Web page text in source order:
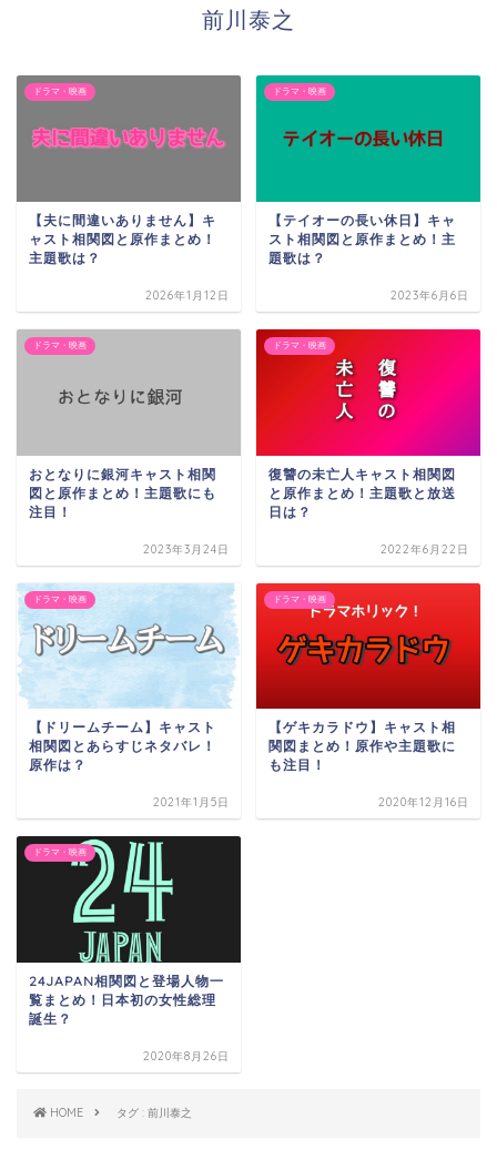
前川泰之
ドラマ・映画
【夫に間違いありません】キ
ャスト相関図と原作まとめ！
主題歌は？
2026年1月12日
ドラマ・映画
【テイオーの長い休日】キャ
スト相関図と原作まとめ！主
題歌は？
2023年6月6日
ドラマ・映画
おとなりに銀河キャスト相関
図と原作まとめ！主題歌にも
注目！
2023年3月24日
ドラマ・映画
復讐の未亡人キャスト相関図
と原作まとめ！主題歌と放送
日は？
2022年6月22日
ドラマ・映画
【ドリームチーム】キャスト
相関図とあらすじネタバレ！
原作は？
2021年1月5日
ドラマ・映画
【ゲキカラドウ】キャスト相
関図まとめ！原作や主題歌に
も注目！
2020年12月16日
ドラマ・映画
24JAPAN相関図と登場人物一
覧まとめ！日本初の女性総理
誕生？
2020年8月26日
HOME タグ : 前川泰之